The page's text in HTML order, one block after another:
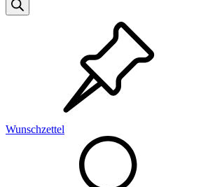
Wunschzettel